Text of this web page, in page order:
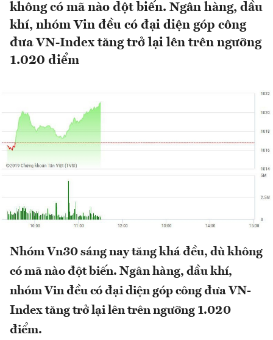
không có mã nào đột biến. Ngân hàng, dầu
khí, nhóm Vin đều có đại diện góp công
đưa VN-Index tăng trở lại lên trên ngưỡng
1.020 điểm
Nhóm Vn30 sáng nay tăng khá đều, dù không
có mã nào đột biến. Ngân hàng, dầu khí,
nhóm Vin đều có đại diện góp công đưa VN-
Index tăng trở lại lên trên ngưỡng 1.020
điểm.